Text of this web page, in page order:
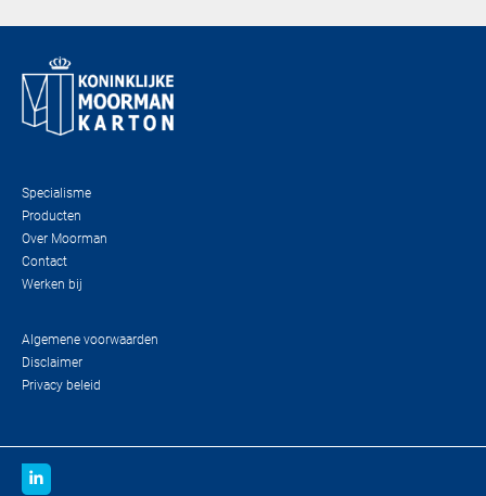
Specialisme
Producten
Over Moorman
Contact
Werken bij
Algemene voorwaarden
Disclaimer
Privacy beleid